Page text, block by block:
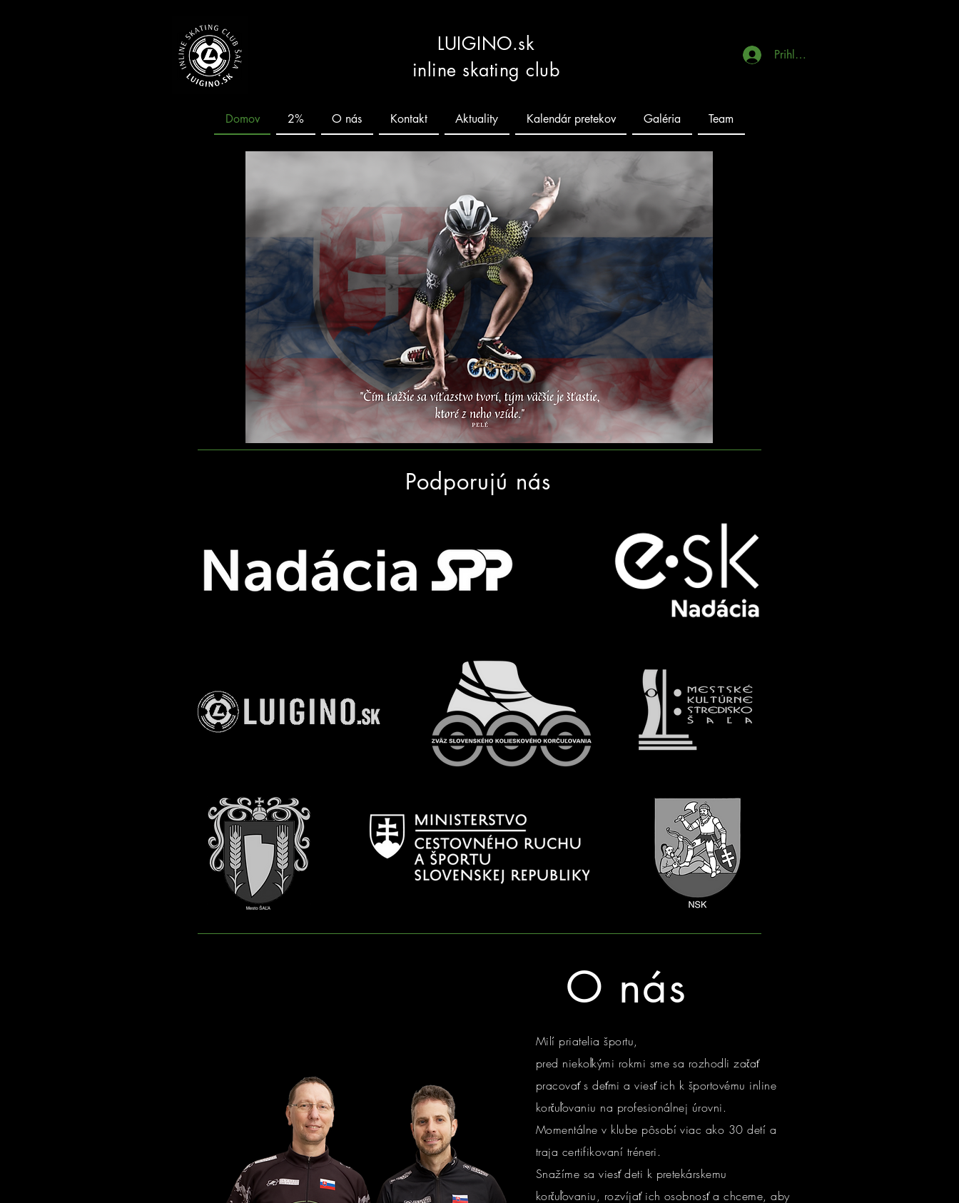
LUIGINO.sk
inline skating club
Prihlásiť sa
Domov 2% O nás Kontakt Aktuality Kalendár pretekov Galéria Team
Podporujú nás
O nás
Milí priatelia športu,
pred niekoľkými rokmi sme sa rozhodli začať
pracovať s deťmi a viesť ich k športovému inline
korčuľovaniu na profesionálnej úrovni.
Momentálne v klube pôsobí viac ako 30 detí a
traja certifikovaní tréneri.
Snažíme sa viesť deti k pretekárskemu
korčuľovaniu, rozvíjať ich osobnosť a chceme, aby